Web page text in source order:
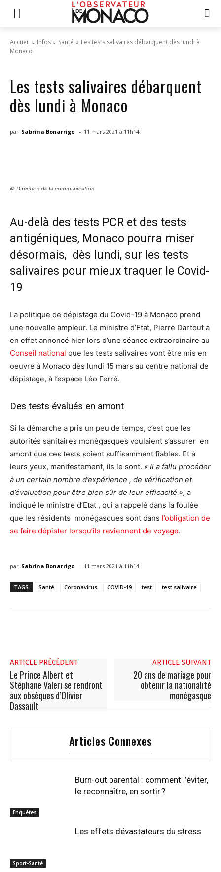
Accueil Infos Santé
Les tests salivaires débarquent dès lundi à
Monaco
Les tests salivaires débarquent
dès lundi à Monaco
par Sabrina Bonarrigo - 11 mars 2021 à 11h14
© Direction de la communication
Au-delà des tests PCR et des tests
antigéniques, Monaco pourra miser
désormais, dès lundi, sur les tests
salivaires pour mieux traquer le Covid-
19
La politique de dépistage du Covid-19 à Monaco prend
une nouvelle ampleur. Le ministre d’Etat, Pierre Dartout a
en effet annoncé hier lors d’une séance extraordinaire au
Conseil national que les tests salivaires vont être mis en
oeuvre à Monaco dès lundi 15 mars au centre national de
dépistage, à l’espace Léo Ferré.
Des tests évalués en amont
Si la démarche a pris un peu de temps, c’est que les
autorités sanitaires monégasques voulaient s’assurer en
amont que ces tests soient suffisamment fiables. Et à
leurs yeux, manifestement, ils le sont. « Il a fallu procéder
à un certain nombre d’expérience , de vérification et
d’évaluation pour être bien sûr de leur efficacité », a
indiqué le ministre d’Etat , qui a rappelé dans la foulée
que les résidents monégasques sont dans l’obligation de
se faire dépister lorsqu’ils reviennent de voyage.
par Sabrina Bonarrigo - 11 mars 2021 à 11h14
TAGS Santé Coronavirus COVID-19 test test salivaire
ARTICLE PRÉCÉDENT
Le Prince Albert et
Stéphane Valeri se rendront
aux obsèques d’Olivier
Dassault
ARTICLE SUIVANT
20 ans de mariage pour
obtenir la nationalité
monégasque
Articles Connexes
Enquêtes
Burn-out parental : comment l’éviter,
le reconnaître, en sortir ?
Sport-Santé
Les effets dévastateurs du stress